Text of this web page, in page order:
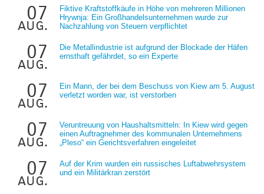
07
aug.
Fiktive Kraftstoffkäufe in Höhe von mehreren Millionen
Hrywnja: Ein Großhandelsunternehmen wurde zur
Nachzahlung von Steuern verpflichtet
07
aug.
Die Metallindustrie ist aufgrund der Blockade der Häfen
ernsthaft gefährdet, so ein Experte
07
aug.
Ein Mann, der bei dem Beschuss von Kiew am 5. August
verletzt worden war, ist verstorben
07
aug.
Veruntreuung von Haushaltsmitteln: In Kiew wird gegen
einen Auftragnehmer des kommunalen Unternehmens
„Pleso“ ein Gerichtsverfahren eingeleitet
07
aug.
Auf der Krim wurden ein russisches Luftabwehrsystem
und ein Militärkran zerstört